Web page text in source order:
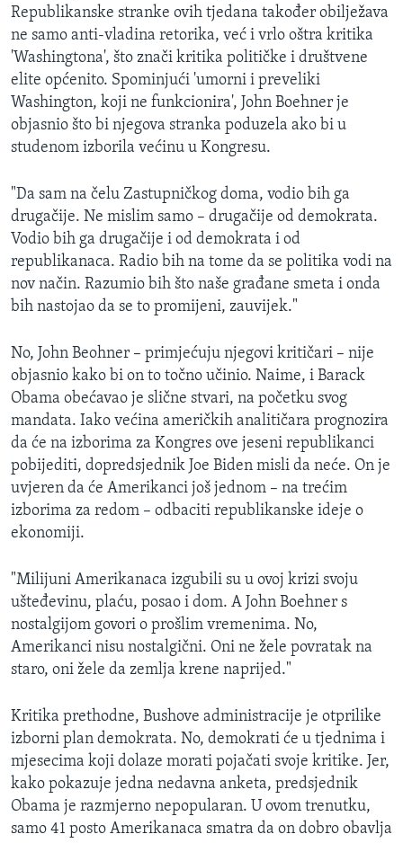
Republikanske stranke ovih tjedana također obilježava
ne samo anti-vladina retorika, već i vrlo oštra kritika
'Washingtona', što znači kritika političke i društvene
elite općenito. Spominjući 'umorni i preveliki
Washington, koji ne funkcionira', John Boehner je
objasnio što bi njegova stranka poduzela ako bi u
studenom izborila većinu u Kongresu.
"Da sam na čelu Zastupničkog doma, vodio bih ga
drugačije. Ne mislim samo – drugačije od demokrata.
Vodio bih ga drugačije i od demokrata i od
republikanaca. Radio bih na tome da se politika vodi na
nov način. Razumio bih što naše građane smeta i onda
bih nastojao da se to promijeni, zauvijek."
No, John Beohner – primjećuju njegovi kritičari – nije
objasnio kako bi on to točno učinio. Naime, i Barack
Obama obećavao je slične stvari, na početku svog
mandata. Iako većina američkih analitičara prognozira
da će na izborima za Kongres ove jeseni republikanci
pobijediti, dopredsjednik Joe Biden misli da neće. On je
uvjeren da će Amerikanci još jednom – na trećim
izborima za redom – odbaciti republikanske ideje o
ekonomiji.
"Milijuni Amerikanaca izgubili su u ovoj krizi svoju
ušteđevinu, plaću, posao i dom. A John Boehner s
nostalgijom govori o prošlim vremenima. No,
Amerikanci nisu nostalgični. Oni ne žele povratak na
staro, oni žele da zemlja krene naprijed."
Kritika prethodne, Bushove administracije je otprilike
izborni plan demokrata. No, demokrati će u tjednima i
mjesecima koji dolaze morati pojačati svoje kritike. Jer,
kako pokazuje jedna nedavna anketa, predsjednik
Obama je razmjerno nepopularan. U ovom trenutku,
samo 41 posto Amerikanaca smatra da on dobro obavlja